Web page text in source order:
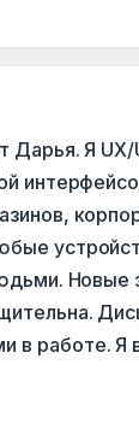
Дарья. Я
работе. Я